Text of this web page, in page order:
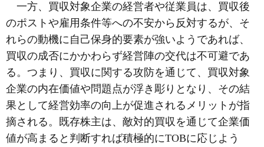
一方、買収対象企業の経営者や従業員は、買収後
のポストや雇用条件等への不安から反対するが、そ
れらの動機に自己保身的要素が強いようであれば、
買収の成否にかかわらず経営陣の交代は不可避であ
る。つまり、買収に関する攻防を通じて、買収対象
企業の内在価値や問題点が浮き彫りとなり、その結
果として経営効率の向上が促進されるメリットが指
摘される。既存株主は、敵対的買収を通じて企業価
値が高まると判断すれば積極的にTOBに応じよう